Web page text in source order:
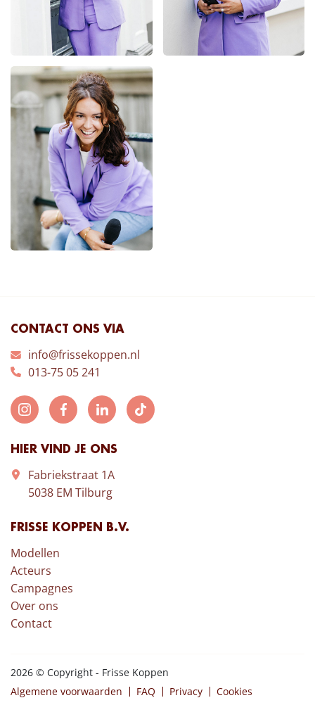
CONTACT ONS VIA
info@frissekoppen.nl
013-75 05 241
HIER VIND JE ONS
Fabriekstraat 1A
5038 EM Tilburg
FRISSE KOPPEN B.V.
Modellen
Acteurs
Campagnes
Over ons
Contact
2026 © Copyright - Frisse Koppen
Algemene voorwaarden
FAQ Privacy Cookies